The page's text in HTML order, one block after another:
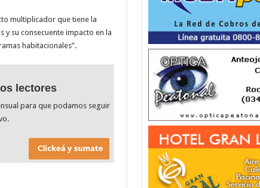
multiplicador que tiene la
y su consecuente impacto en la
habitacionales”.
lectores
para que podamos seguir